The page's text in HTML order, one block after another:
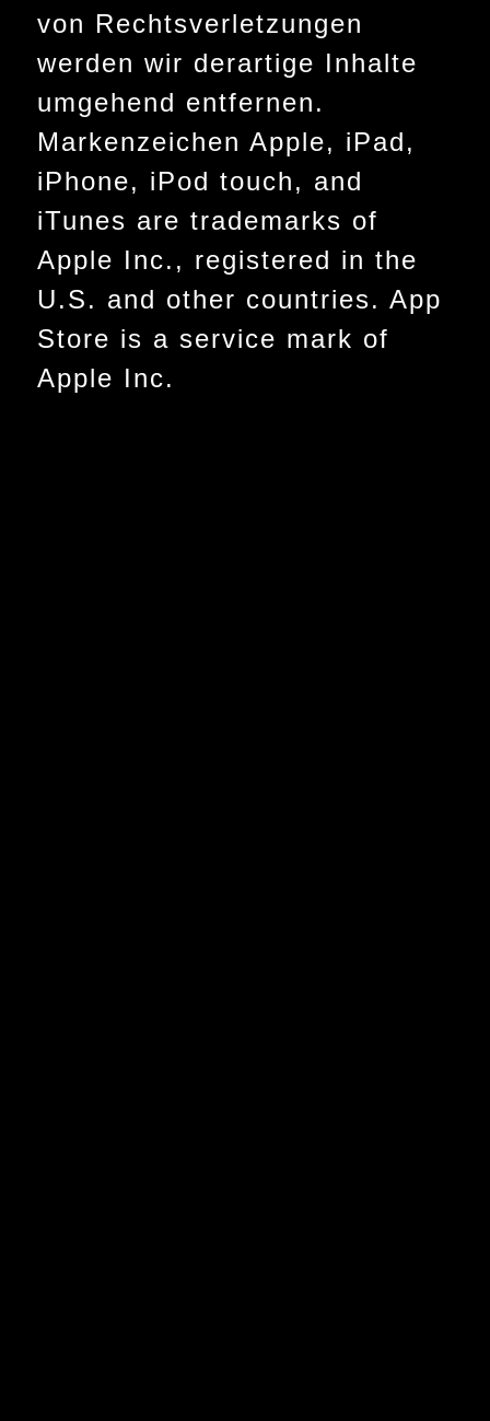
von Rechtsverletzungen
werden wir derartige Inhalte
umgehend entfernen.
Markenzeichen Apple, iPad,
iPhone, iPod touch, and
iTunes are trademarks of
Apple Inc., registered in the
U.S. and other countries. App
Store is a service mark of
Apple Inc.